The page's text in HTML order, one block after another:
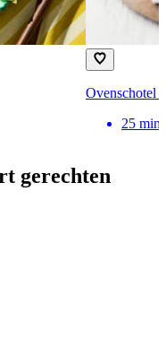
gerechten
Ovenschotel
25 min